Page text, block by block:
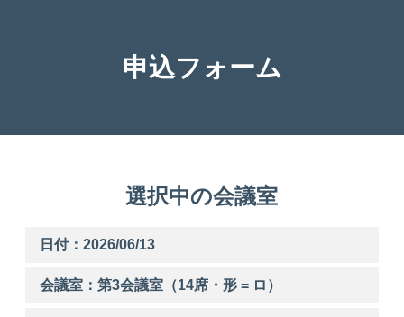
申込フォーム
選択中の会議室
日付：2026/06/13
会議室：第3会議室（14席・形 = ロ）